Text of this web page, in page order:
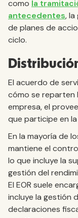
como la
antecedentes,
de planes de
ciclo.
El acuerdo de
cómo se reparten
empresa, el
que participe en
En la mayoría de
mantiene el
lo que incluye la
gestión del
El EOR suele
incluye la gestión
declaraciones